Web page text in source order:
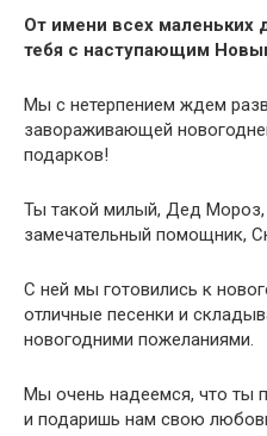
От имени всех маленьких
тебя с наступающим
Мы с нетерпением ждем
завораживающей
подарков!
Ты такой милый, Дед Мороз,
замечательный помощник,
С ней мы готовились к
отличные песенки и
новогодними пожеланиями.
Мы очень надеемся, что ты
и подаришь нам свою